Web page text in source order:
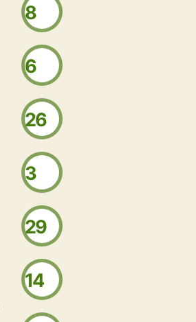
8
6
26
3
29
14